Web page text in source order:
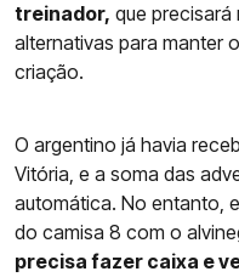
treinador, que
alternativas para manter
criação.
O argentino já havia
Vitória, e a soma das
automática. No entanto,
do camisa 8 com o
precisa fazer caixa e